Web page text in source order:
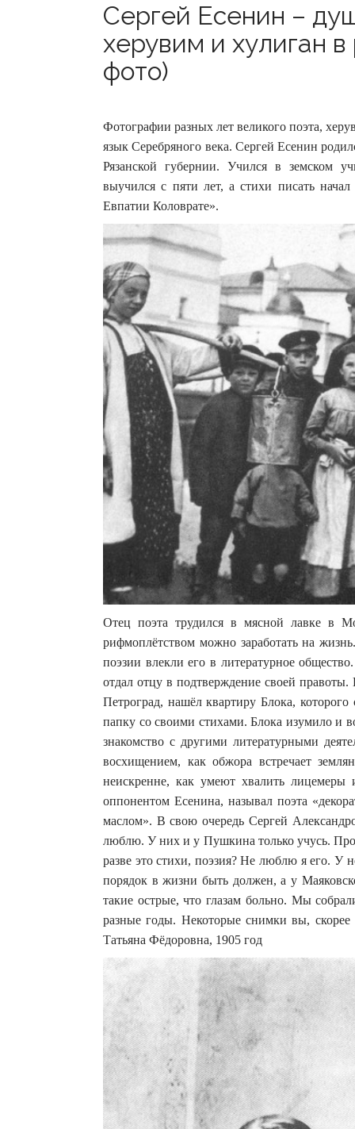
Сергей Есенин –
херувим и хулиган
фото)
Фотографии разных лет великого поэта,
язык Серебряного века. Сергей Есенин
Рязанской губернии.Учился в земском
выучился с пяти лет, а стихи писать
Евпатии Коловрате».
Отец поэта трудился в мясной лавке в
рифмоплётством можно заработать на
поэзии влекли его в литературное
отдал отцу в подтверждение своей
Петроград, нашёл квартиру Блока,
папку со своими стихами. Блока изумило и
знакомство с другими литературными
восхищением, как обжора встречает
неискренне, как умеют хвалить
оппонентом Есенина, называл поэта
маслом». В свою очередь Сергей
люблю. У них и у Пушкина только учусь. Про
разве это стихи, поэзия? Не люблю я его. У
порядок в жизни быть должен, а у
такие острые, что глазам больно. Мы
разные годы. Некоторые снимки вы,
Татьяна Фёдоровна, 1905 год